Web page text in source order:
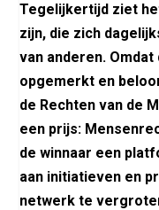
Tegelijkertijd ziet
zijn, die zich
van anderen.
opgemerkt en
de Rechten van de
een prijs:
de winnaar een
aan initiatieven en
netwerk te